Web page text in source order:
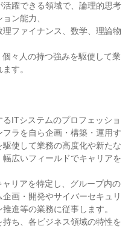
躍できる領域で、論理的思考
ン能力、
ファイナンス、数学、理論物
々人の持つ強みを駆使して業
す。
るITシステムのプロフェッショ
ラを自ら企画・構築・運用す
使して業務の高度化や新たな
広いフィールドでキャリアを
リアを特定し、グループ内の
画・開発やサイバーセキュリ
進等の業務に従事します。
ち、各ビジネス領域の特性を